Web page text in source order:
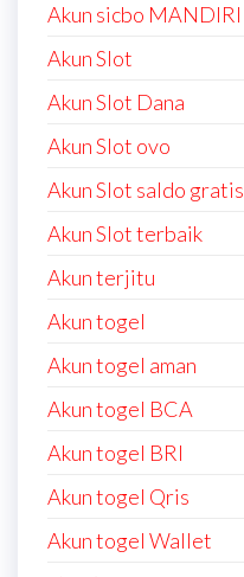
Akun sicbo MANDIRI
Akun Slot
Akun Slot Dana
Akun Slot ovo
Akun Slot saldo gratis
Akun Slot terbaik
Akun terjitu
Akun togel
Akun togel aman
Akun togel BCA
Akun togel BRI
Akun togel Qris
Akun togel Wallet